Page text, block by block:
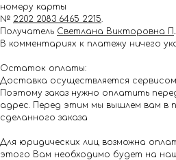
номеру карты
№ 2202 2083 6465 2215.
Получатель Светлана Викторовна П .
В комментариях к платежу ничего
Остаток оплаты:
Доставка осуществляется
Поэтому заказ нужно оплатить
адрес. Перед этим мы вышлем вам в
сделанного заказа
Для юридических лиц возможна
этого Вам необходимо будет на